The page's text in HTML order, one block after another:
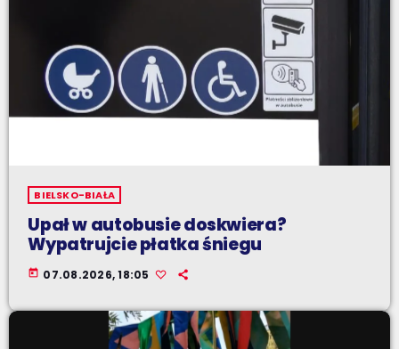
BIELSKO-BIAŁA
Upał w autobusie doskwiera?
Wypatrujcie płatka śniegu
today 07.08.2026, 18:05